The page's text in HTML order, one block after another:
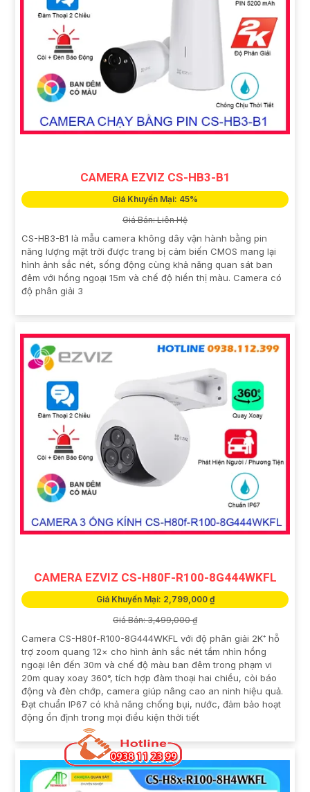
CAMERA EZVIZ CS-HB3-B1
Giá Khuyến Mại: 45%
Giá Bán: Liên Hệ
CS-HB3-B1 là mẫu camera không dây vận hành bằng pin
năng lượng mặt trời được trang bị cảm biến CMOS mang lại
hình ảnh sắc nét, sống động cùng khả năng quan sát ban
đêm với hồng ngoại 15m và chế độ hiển thị màu. Camera có
độ phân giải 3
CAMERA EZVIZ CS-H80F-R100-8G444WKFL
Giá Khuyến Mại: 2,799,000 ₫
Giá Bán: 3,499,000 ₫
Camera CS-H80f-R100-8G444WKFL với độ phân giải 2K⁺ hỗ
trợ zoom quang 12× cho hình ảnh sắc nét tầm nhìn hồng
ngoại lên đến 30m và chế độ màu ban đêm trong phạm vi
20m quay xoay 360°, tích hợp đàm thoại hai chiều, còi báo
động và đèn chớp, camera giúp nâng cao an ninh hiệu quả.
Đạt chuẩn IP67 có khả năng chống bụi, nước, đảm bảo hoạt
động ổn định trong mọi điều kiện thời tiết